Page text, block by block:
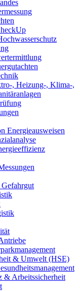
, Heizung-, Klima-,
Energieausweisen
& Umwelt (HSE)
& Arbeitssicherheit